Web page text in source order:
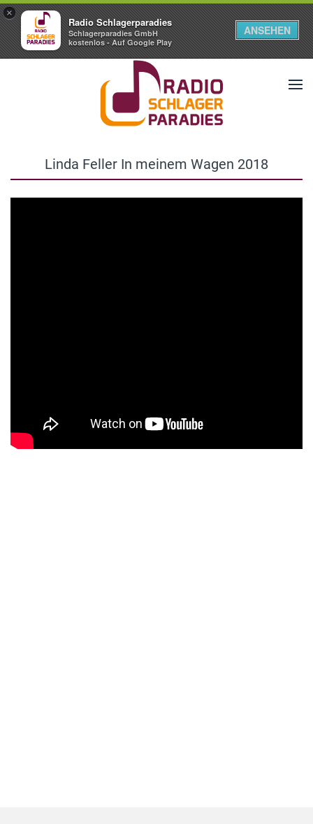
×
Radio Schlagerparadies
Schlagerparadies GmbH
kostenlos - Auf Google Play
ANSEHEN
Linda Feller In meinem Wagen 2018